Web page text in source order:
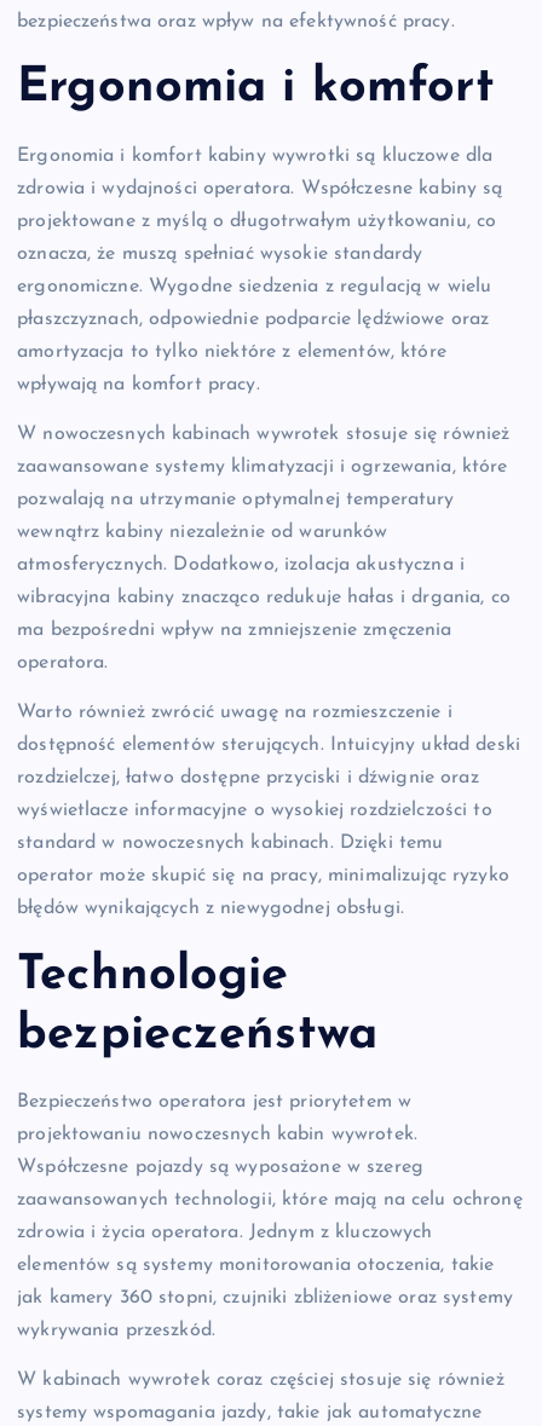
bezpieczeństwa oraz wpływ na efektywność pracy.
Ergonomia i komfort
Ergonomia i komfort kabiny wywrotki są kluczowe dla
zdrowia i wydajności operatora. Współczesne kabiny są
projektowane z myślą o długotrwałym użytkowaniu, co
oznacza, że muszą spełniać wysokie standardy
ergonomiczne. Wygodne siedzenia z regulacją w wielu
płaszczyznach, odpowiednie podparcie lędźwiowe oraz
amortyzacja to tylko niektóre z elementów, które
wpływają na komfort pracy.
W nowoczesnych kabinach wywrotek stosuje się również
zaawansowane systemy klimatyzacji i ogrzewania, które
pozwalają na utrzymanie optymalnej temperatury
wewnątrz kabiny niezależnie od warunków
atmosferycznych. Dodatkowo, izolacja akustyczna i
wibracyjna kabiny znacząco redukuje hałas i drgania, co
ma bezpośredni wpływ na zmniejszenie zmęczenia
operatora.
Warto również zwrócić uwagę na rozmieszczenie i
dostępność elementów sterujących. Intuicyjny układ deski
rozdzielczej, łatwo dostępne przyciski i dźwignie oraz
wyświetlacze informacyjne o wysokiej rozdzielczości to
standard w nowoczesnych kabinach. Dzięki temu
operator może skupić się na pracy, minimalizując ryzyko
błędów wynikających z niewygodnej obsługi.
Technologie
bezpieczeństwa
Bezpieczeństwo operatora jest priorytetem w
projektowaniu nowoczesnych kabin wywrotek.
Współczesne pojazdy są wyposażone w szereg
zaawansowanych technologii, które mają na celu ochronę
zdrowia i życia operatora. Jednym z kluczowych
elementów są systemy monitorowania otoczenia, takie
jak kamery 360 stopni, czujniki zbliżeniowe oraz systemy
wykrywania przeszkód.
W kabinach wywrotek coraz częściej stosuje się również
systemy wspomagania jazdy, takie jak automatyczne